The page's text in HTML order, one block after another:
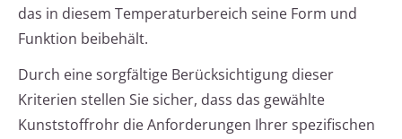
das in diesem Temperaturbereich seine Form und
Funktion beibehält.
Durch eine sorgfältige Berücksichtigung dieser
Kriterien stellen Sie sicher, dass das gewählte
Kunststoffrohr die Anforderungen Ihrer spezifischen